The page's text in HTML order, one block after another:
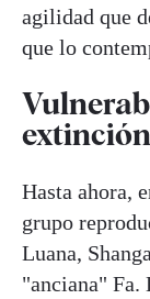
agilidad que
que lo
extinción
Hasta ahora,
grupo
Luana,
"anciana" Fa.